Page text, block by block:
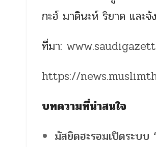
กะฮ์ มาดินะห์ ริยาด และ
ที่มา:
https://
บทความที่น่าสนใจ
มัสยิดฮะรอมเปิดระบบ